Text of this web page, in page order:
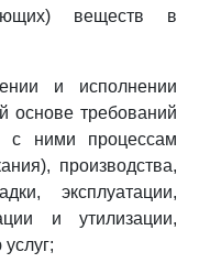
веществ в
и исполнении
основе требований
с ними процессам
производства,
эксплуатации,
и утилизации,